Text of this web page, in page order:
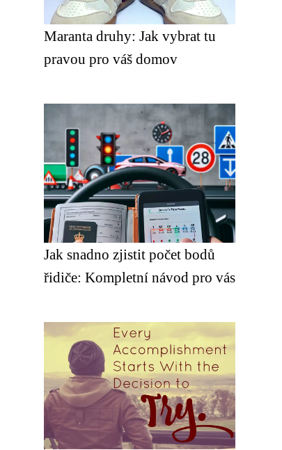
Maranta druhy: Jak vybrat tu
pravou pro váš domov
Jak snadno zjistit počet bodů
řidiče: Kompletní návod pro vás